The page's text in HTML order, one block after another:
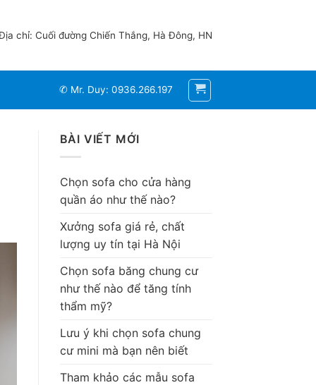
chỉ: Cuối đường Chiến Thắng, Hà Đông, HN
✆ Mr. Duy: 0936.266.197
BÀI VIẾT MỚI
Chọn sofa cho cửa hàng
quần áo như thế nào?
Xưởng sofa giá rẻ, chất
lượng uy tín tại Hà Nội
Chọn sofa băng chung cư
như thế nào để tăng tính
thẩm mỹ?
Lưu ý khi chọn sofa chung
cư mini mà bạn nên biết
Tham khảo các mẫu sofa